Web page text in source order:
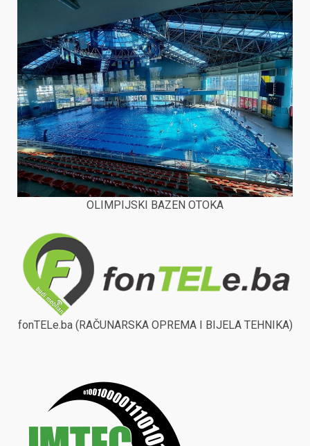
OLIMPIJSKI BAZEN OTOKA
fonTELe.ba (RAČUNARSKA OPREMA I BIJELA TEHNIKA)